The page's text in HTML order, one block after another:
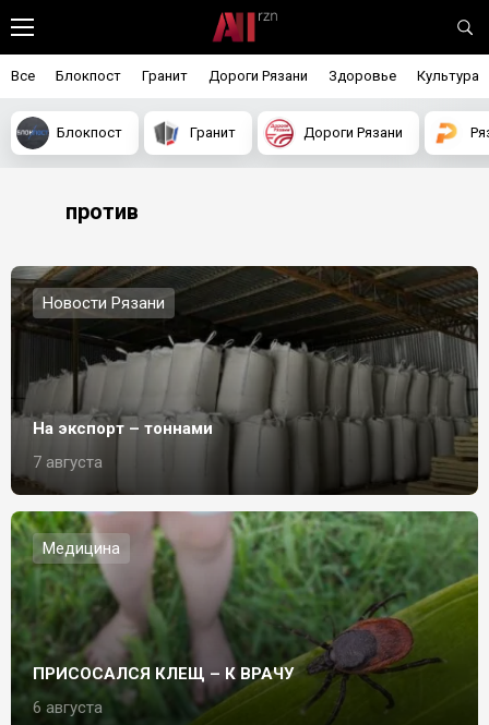
Все Блокпост Гранит Дороги Рязани Здоровье Культура
Блокпост Гранит Дороги Рязани
против
Новости Рязани
На экспорт – тоннами
7 августа
Медицина
ПРИСОСАЛСЯ КЛЕЩ – К ВРАЧУ
6 августа